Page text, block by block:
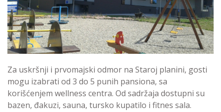
Za uskršnji i prvomajski odmor na Staroj planini, gosti
mogu izabrati od 3 do 5 punih pansiona, sa
korišćenjem wellness centra. Od sadržaja dostupni su
bazen, đakuzi, sauna, tursko kupatilo i fitnes sala.